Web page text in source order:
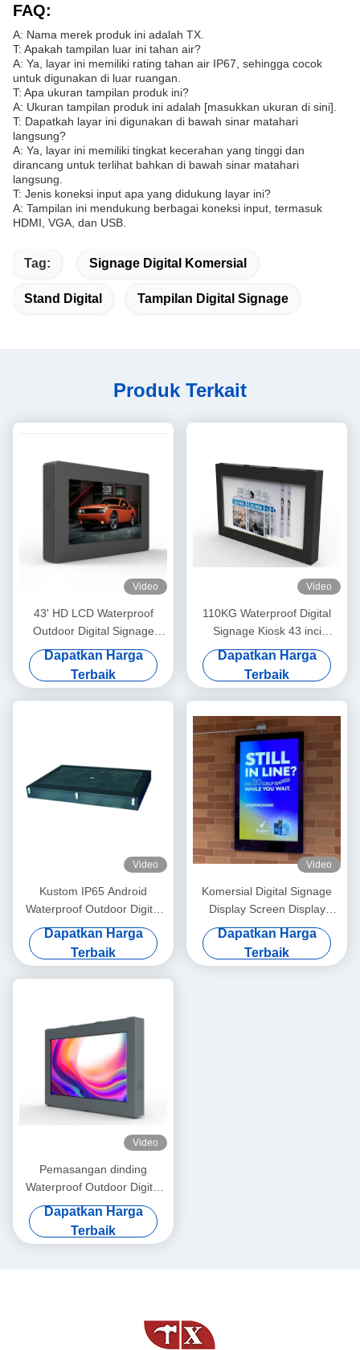
FAQ:
A: Nama merek produk ini adalah TX.
T: Apakah tampilan luar ini tahan air?
A: Ya, layar ini memiliki rating tahan air IP67, sehingga cocok
untuk digunakan di luar ruangan.
T: Apa ukuran tampilan produk ini?
A: Ukuran tampilan produk ini adalah [masukkan ukuran di sini].
T: Dapatkah layar ini digunakan di bawah sinar matahari
langsung?
A: Ya, layar ini memiliki tingkat kecerahan yang tinggi dan
dirancang untuk terlihat bahkan di bawah sinar matahari
langsung.
T: Jenis koneksi input apa yang didukung layar ini?
A: Tampilan ini mendukung berbagai koneksi input, termasuk
HDMI, VGA, dan USB.
Tag: Signage Digital Komersial
Stand Digital Tampilan Digital Signage
Produk Terkait
Video
43' HD LCD Waterproof
Outdoor Digital Signage
Displays Berkabel atau
Tanpa Kabel
Dapatkan Harga
Terbaik
Video
110KG Waterproof Digital
Signage Kiosk 43 inci
Aluminium Alloy Frame
Dapatkan Harga
Terbaik
Video
Kustom IP65 Android
Waterproof Outdoor Digital
Signage Kiosk 178° sudut
Dapatkan Harga
Terbaik
Video
Komersial Digital Signage
Display Screen Display
Dengan Oem Kaca
Dapatkan Harga
Terbaik
Video
Pemasangan dinding
Waterproof Outdoor Digital
Signage Display Board
4000nits Kecerahan
Dapatkan Harga
Terbaik